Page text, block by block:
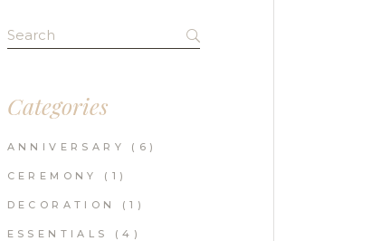
Search
for:
Categories
ANNIVERSARY (6)
CEREMONY (1)
DECORATION (1)
ESSENTIALS (4)